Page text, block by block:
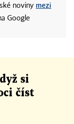
noviny mezi
Google
si
číst